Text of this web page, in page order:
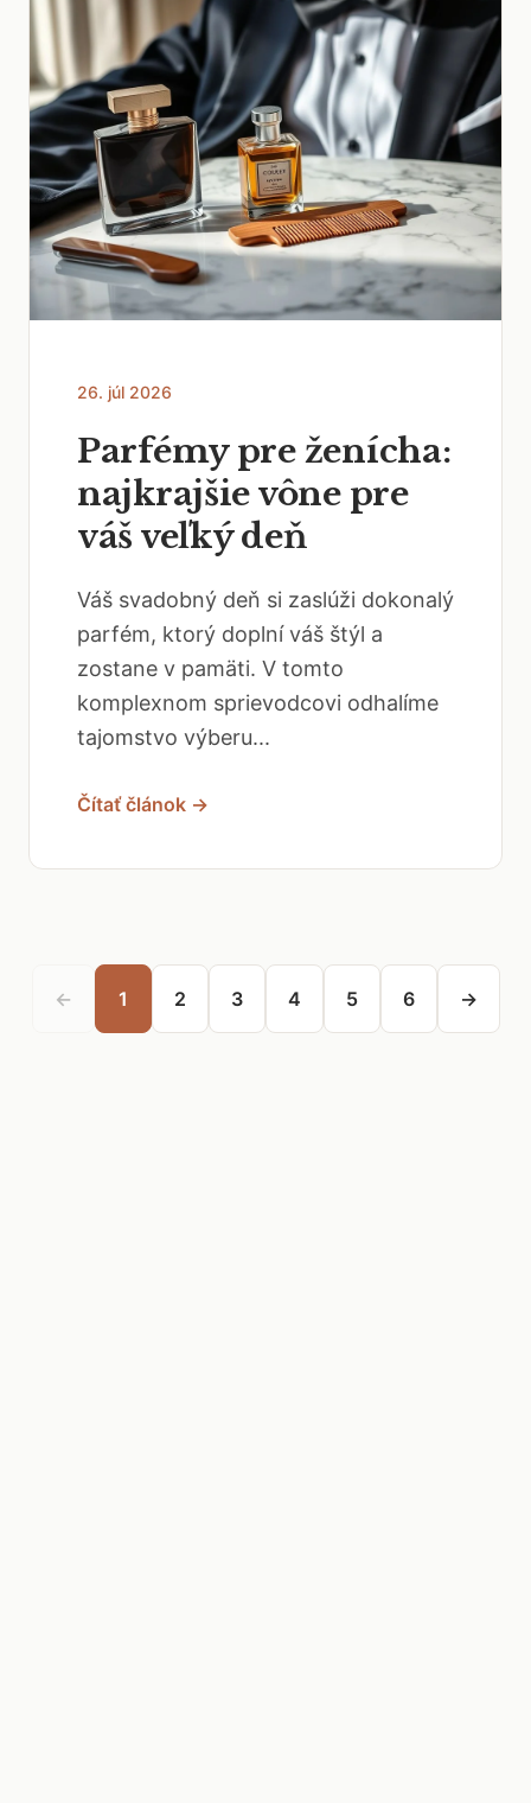
26. júl 2026
Parfémy pre ženícha:
najkrajšie vône pre
váš veľký deň
Váš svadobný deň si zaslúži dokonalý
parfém, ktorý doplní váš štýl a
zostane v pamäti. V tomto
komplexnom sprievodcovi odhalíme
tajomstvo výberu...
Čítať článok →
← 1 2 3 4 5 6 →